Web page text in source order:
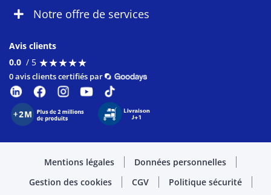
Notre offre de services
Avis clients
0.0 / 5 ★★★★★
★★★★★
0 avis clients certifiés par
Mentions légales
Données personnelles
Gestion des cookies
CGV
Politique sécurité